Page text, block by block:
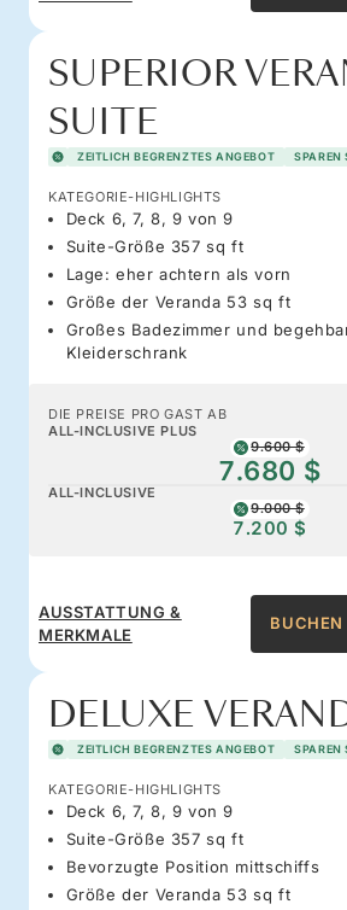
SUPERIOR
SUITE
ZEITLICH BEGRENZTES ANGEBOT SPAREN
KATEGORIE-HIGHLIGHTS
Deck 6, 7, 8, 9 von 9
Suite-Größe 357 sq ft
Lage: eher achtern als vorn
Größe der Veranda 53 sq ft
Großes Badezimmer und
Kleiderschrank
DIE PREISE PRO GAST AB
ALL-INCLUSIVE PLUS
9.600 $
7.680 $
ALL-INCLUSIVE
9.000 $
7.200 $
AUSSTATTUNG &
MERKMALE
BUCHEN
DELUXE
ZEITLICH BEGRENZTES ANGEBOT SPAREN
KATEGORIE-HIGHLIGHTS
Deck 6, 7, 8, 9 von 9
Suite-Größe 357 sq ft
Bevorzugte Position mittschiffs
Größe der Veranda 53 sq ft